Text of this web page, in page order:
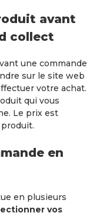
avant
collect
une commande
sur le site web
votre achat.
qui vous
Le prix est
en
en plusieurs
vos